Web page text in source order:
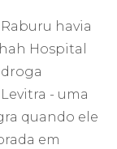
havia
Hospital
- uma
quando ele
em